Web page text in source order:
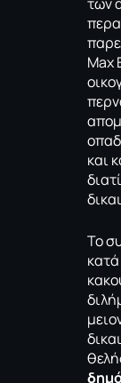
των
Max
και
Το